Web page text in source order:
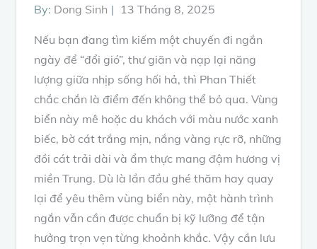
By: Dong Sinh
Posted
13 Tháng 8, 2025
Nếu bạn đang tìm kiếm một chuyến đi ngắn
ngày để “đổi gió”, thư giãn và nạp lại năng
lượng giữa nhịp sống hối hả, thì Phan Thiết
chắc chắn là điểm đến không thể bỏ qua. Vùng
biển này mê hoặc du khách với màu nước xanh
biếc, bờ cát trắng mịn, nắng vàng rực rỡ, những
đồi cát trải dài và ẩm thực mang đậm hương vị
miền Trung. Dù là lần đầu ghé thăm hay quay
lại để yêu thêm vùng biển này, một hành trình
ngắn vẫn cần được chuẩn bị kỹ lưỡng để tận
hưởng trọn vẹn từng khoảnh khắc. Vậy cần lưu